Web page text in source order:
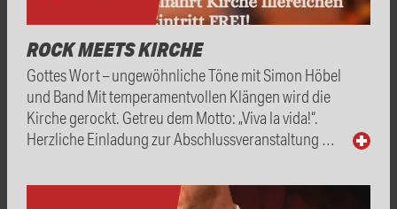
ROCK MEETS KIRCHE
Gottes Wort – ungewöhnliche Töne mit Simon Höbel
und Band Mit temperamentvollen Klängen wird die
Kirche gerockt. Getreu dem Motto: „Viva la vida!“.
Herzliche Einladung zur Abschlussveranstaltung …